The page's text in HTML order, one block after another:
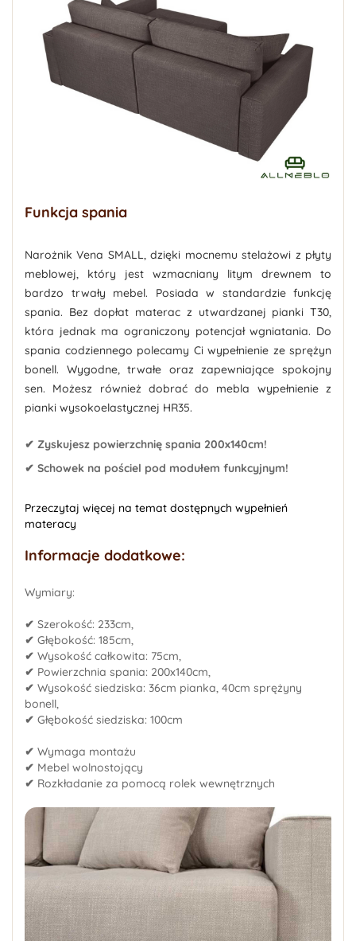
Funkcja spania
Narożnik Vena SMALL, dzięki mocnemu stelażowi z płyty
meblowej, który jest wzmacniany litym drewnem to
bardzo trwały mebel. Posiada w standardzie funkcję
spania. Bez dopłat materac z utwardzanej pianki T30,
która jednak ma ograniczony potencjał wgniatania. Do
spania codziennego polecamy Ci wypełnienie ze sprężyn
bonell. Wygodne, trwałe oraz zapewniające spokojny
sen. Możesz również dobrać do mebla wypełnienie z
pianki wysokoelastycznej HR35.
✔ Zyskujesz powierzchnię spania 200x140cm!
✔ Schowek na pościel pod modułem funkcyjnym!
Przeczytaj więcej na temat dostępnych wypełnień
materacy
Informacje dodatkowe:
Wymiary:
✔ Szerokość: 233cm,
✔ Głębokość: 185cm,
✔ Wysokość całkowita: 75cm,
✔ Powierzchnia spania: 200x140cm,
✔ Wysokość siedziska: 36cm pianka, 40cm sprężyny
bonell,
✔ Głębokość siedziska: 100cm
✔ Wymaga montażu
✔ Mebel wolnostojący
✔ Rozkładanie za pomocą rolek wewnętrznych